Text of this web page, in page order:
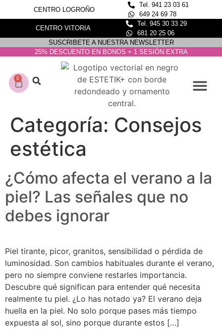
CENTRO LOGROÑO
Tel. 941 23 03 61
649 24 69 78
CENTRO VITORIA
Tel. 945 30 33 29
681 20 25 06
SUSCRIBETE A NUESTRA NEWSLETTER
25% DESCUENTO EN BONOS + 1 SESIÓN EXTRA
0
Categoría: Consejos
estética
¿Cómo afecta el verano a la
piel? Las señales que no
debes ignorar
Piel tirante, picor, granitos, sensibilidad o pérdida de
luminosidad. Son cambios habituales durante el verano,
pero no siempre conviene restarles importancia.
Descubre qué significan para entender qué necesita
realmente tu piel. ¿Lo has notado ya? El verano deja
huella en la piel. No solo porque pases más tiempo
expuesta al sol, sino porque durante estos […]